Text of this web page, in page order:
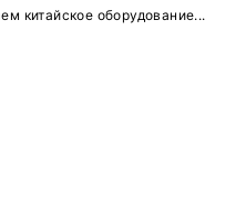
китайское оборудование...